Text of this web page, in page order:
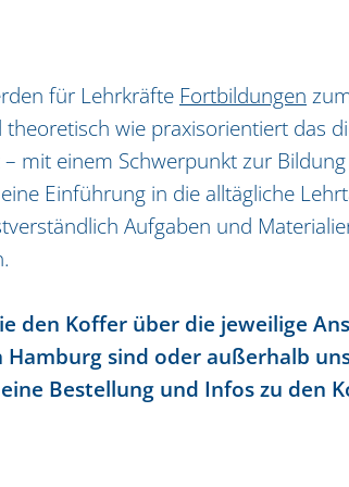
für Lehrkräfte Fortbildungen
wie praxisorientiert das
– mit einem Schwerpunkt zur
Einführung in die alltägliche
Aufgaben und
den Koffer über die jeweilige
Hamburg sind oder außerhalb
Bestellung und Infos zu den